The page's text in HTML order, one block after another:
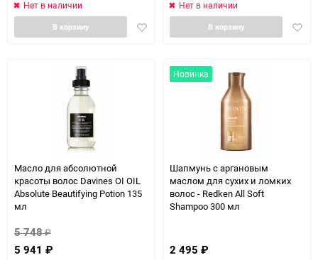
Нет в наличии
Добавить
В корзину
Нет в наличии
В корзину
Масло для абсолютной
красоты волос Davines OI OIL
Absolute Beautifying Potion 135
мл
5 748₽
5 941 ₽
Новинка
Шапмунь с аргановым
маслом для сухих и ломких
волос - Redken All Soft
Shampoo 300 мл
2 495 ₽